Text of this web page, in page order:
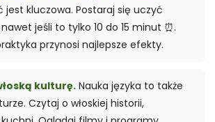
jest kluczowa. Postaraj się uczyć
jeśli to tylko 10 do 15 minut ⏰.
przynosi najlepsze efekty.
kulturę. Nauka języka to także
Czytaj o włoskiej historii,